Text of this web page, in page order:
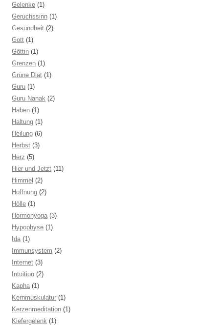
Gelenke (1)
Geruchssinn (1)
Gesundheit (2)
Gott (1)
Göttin (1)
Grenzen (1)
Grüne Diät (1)
Guru (1)
Guru Nanak (2)
Haben (1)
Haltung (1)
Heilung (6)
Herbst (3)
Herz (5)
Hier und Jetzt (11)
Himmel (2)
Hoffnung (2)
Hölle (1)
Hormonyoga (3)
Hypophyse (1)
Ida (1)
Immunsystem (2)
Internet (3)
Intuition (2)
Kapha (1)
Kernmuskulatur (1)
Kerzenmeditation (1)
Kiefergelenk (1)